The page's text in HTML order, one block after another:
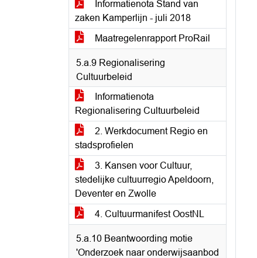
Informatienota Stand van
zaken Kamperlijn - juli 2018
Maatregelenrapport ProRail
5.a.9 Regionalisering
Cultuurbeleid
Informatienota
Regionalisering Cultuurbeleid
2. Werkdocument Regio en
stadsprofielen
3. Kansen voor Cultuur,
stedelijke cultuurregio Apeldoorn,
Deventer en Zwolle
4. Cultuurmanifest OostNL
5.a.10 Beantwoording motie
'Onderzoek naar onderwijsaanbod